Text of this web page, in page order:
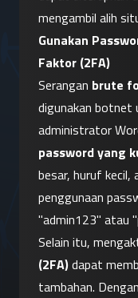
mengambil alih
Gunakan
Faktor (2FA)
Serangan brute
digunakan botnet
password yang
besar, huruf kecil,
penggunaan
"admin123" atau
Selain itu,
(2FA) dapat
tambahan.